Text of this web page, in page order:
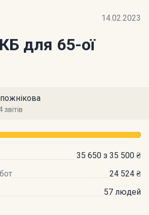
14.02.2023
для 65-ої
звітів
35 650 з 35 500 ₴
24 524 ₴
57 людей